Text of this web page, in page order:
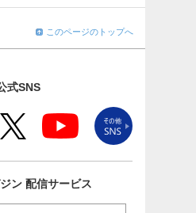
このページのトップへ
式SNS
ン 配信サービス